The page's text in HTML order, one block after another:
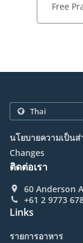
Free
นโยบายความเป็น
Changes
ติดต่อเรา
60 Anderson
+61 2 9773
Links
รายการอาหาร